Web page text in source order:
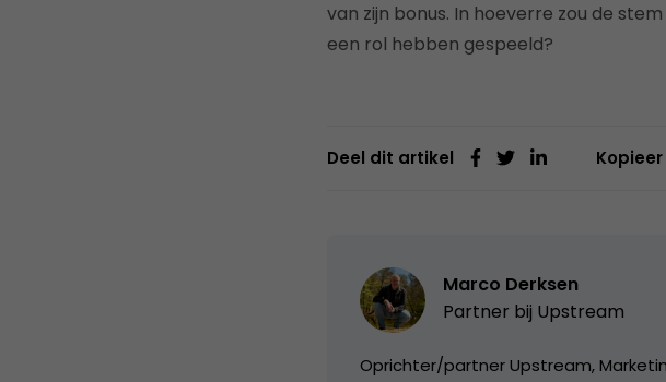
van zijn bonus. In hoeverre zou de
een rol hebben gespeeld?
Deel dit artikel
Marco Derksen
Partner bij Upstream
Oprichter/partner Upstream,